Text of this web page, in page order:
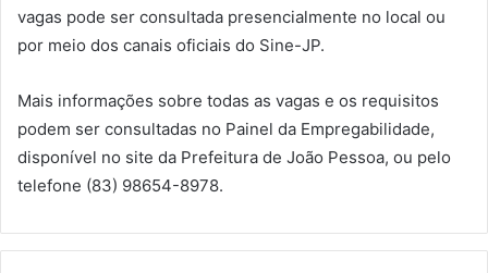
vagas pode ser consultada presencialmente no local ou
por meio dos canais oficiais do Sine-JP.
Mais informações sobre todas as vagas e os requisitos
podem ser consultadas no Painel da Empregabilidade,
disponível no site da Prefeitura de João Pessoa, ou pelo
telefone (83) 98654-8978.